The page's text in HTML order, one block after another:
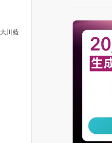
大川藍